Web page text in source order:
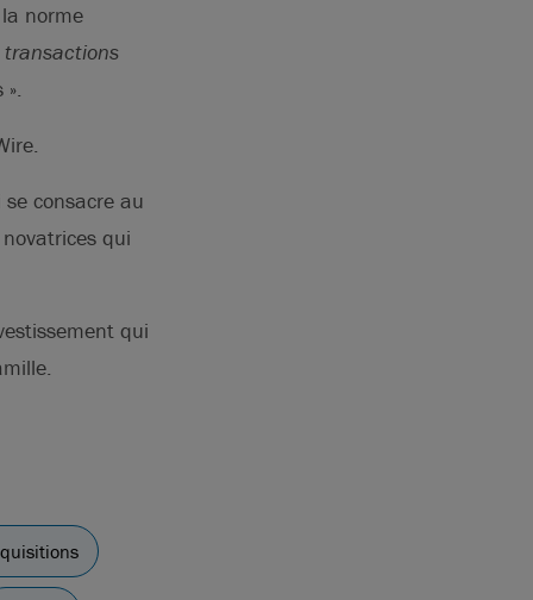
norme
consacre au
qui
qui